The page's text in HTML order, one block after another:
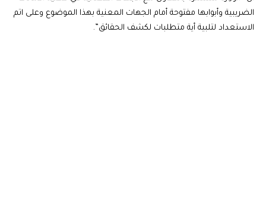
الضريبية وأبوابها مفتوحة أمام الجهات المعنية بهذا الموضوع وعلى اتم
الاستعداد لتلبية أية متطلبات لكشف الحقائق”.